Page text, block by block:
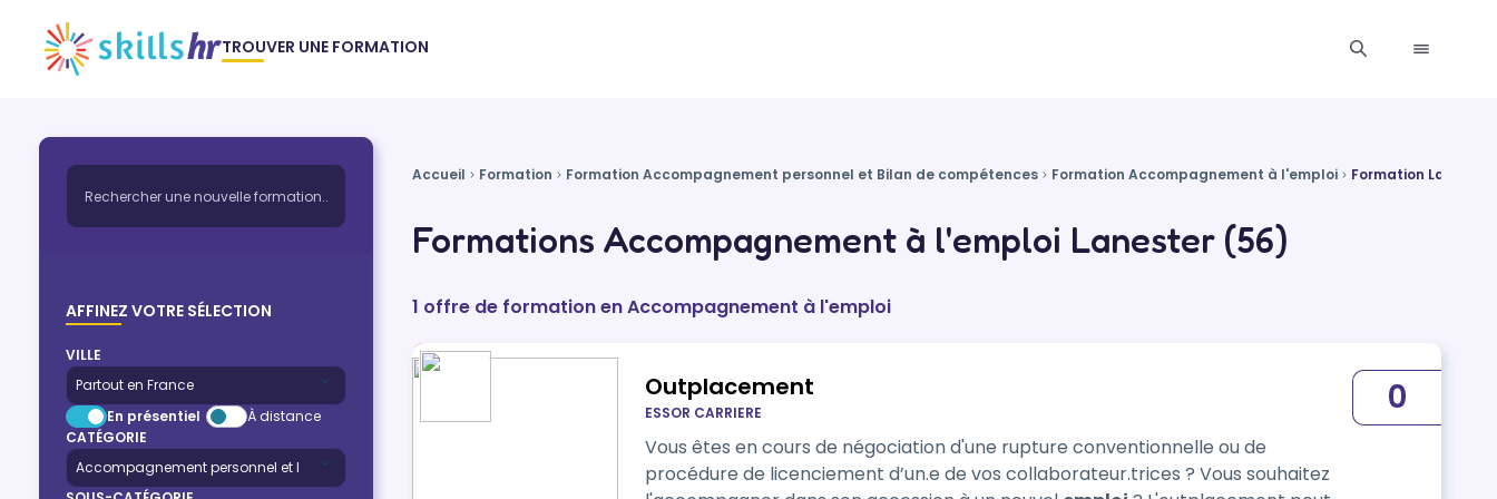
TROUVER UNE FORMATION
AFFINEZ VOTRE SÉLECTION
VILLE
En présentiel
À distance
CATÉGORIE
Accueil Formation Formation Accompagnement personnel et Bilan de compétences Formation Accompagnement à l'emploi Formation Lanester
Formations Accompagnement à l'emploi Lanester (56)
1 offre de formation en Accompagnement à l'emploi
Outplacement
ESSOR CARRIERE
Vous êtes en cours de négociation d'une rupture conventionnelle ou de
procédure de licenciement d’un.e de vos collaborateur.trices ? Vous souhaitez
0